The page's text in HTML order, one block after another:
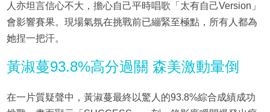
人亦坦言信心不大，擔心自己平時唱歌「太有自己Version」
會影響賽果。現場氣氛在挑戰前已繃緊至極點，所有人都為
她捏一把汗。
黃淑蔓93.8%高分過關 森美激動暈倒
在一片質疑聲中，黃淑蔓最終以驚人的93.8%綜合成績成功